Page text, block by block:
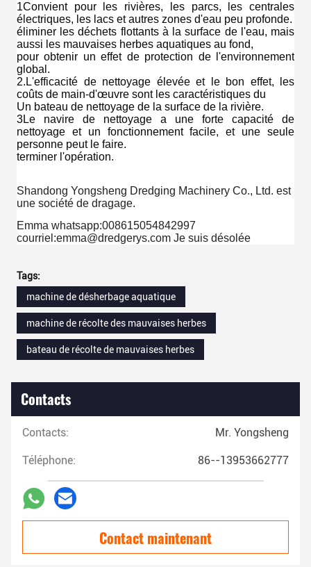
1Convient pour les rivières, les parcs, les centrales
électriques, les lacs et autres zones d'eau peu profonde.
éliminer les déchets flottants à la surface de l'eau, mais
aussi les mauvaises herbes aquatiques au fond,
pour obtenir un effet de protection de l'environnement
global.
2.L'efficacité de nettoyage élevée et le bon effet, les
coûts de main-d'œuvre sont les caractéristiques du
Un bateau de nettoyage de la surface de la rivière.
3Le navire de nettoyage a une forte capacité de
nettoyage et un fonctionnement facile, et une seule
personne peut le faire.
terminer l'opération.
Shandong Yongsheng Dredging Machinery Co., Ltd. est
une société de dragage.
Emma whatsapp:008615054842997
courriel:emma@dredgerys.com Je suis désolée
Tags:
machine de désherbage aquatique
machine de récolte des mauvaises herbes
bateau de récolte de mauvaises herbes
Contacts
Contacts: Mr. Yongsheng
Téléphone: 86--13953662777
Contact maintenant